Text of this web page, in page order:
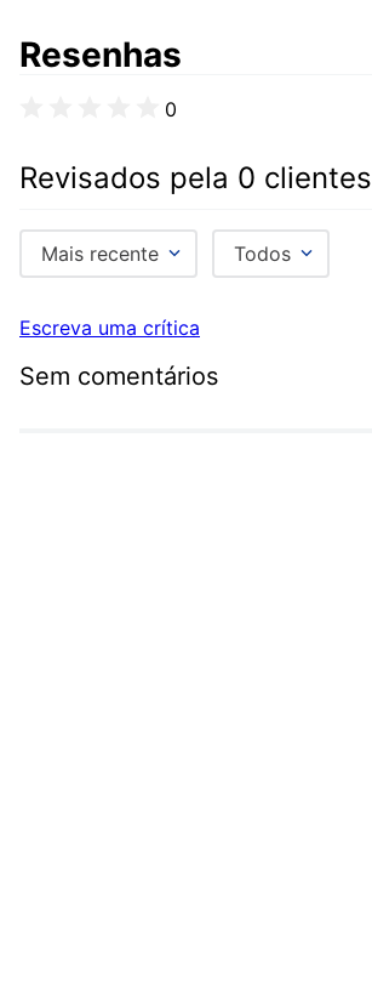
Resenhas
0
Revisados pela 0 clientes
Mais recente Todos
Escreva uma crítica
Sem comentários